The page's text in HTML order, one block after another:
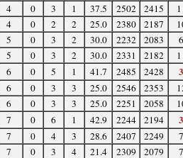
4 0 3 1 37.5 2502 2415
4 0 2 2 25.0 2380 2187
5 0 3 2 30.0 2232 2083
5 0 3 2 30.0 2331 2182
6 0 5 1 41.7 2485 2428
6 0 3 3 25.0 2546 2353
6 0 3 3 25.0 2251 2058
7 0 6 1 42.9 2244 2194
7 0 4 3 28.6 2407 2249
7 0 3 4 21.4 2309 2079